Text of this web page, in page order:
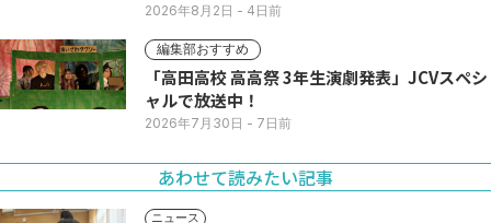
2026年8月2日 - 4日前
編集部おすすめ
「高田高校 高高祭 3年生演劇発表」JCVスペシ
ャルで放送中！
2026年7月30日 - 7日前
あわせて読みたい記事
ニュース